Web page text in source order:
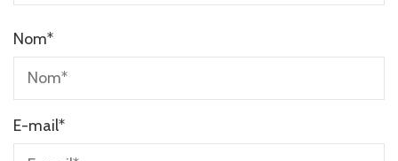
Nom*
E-mail*